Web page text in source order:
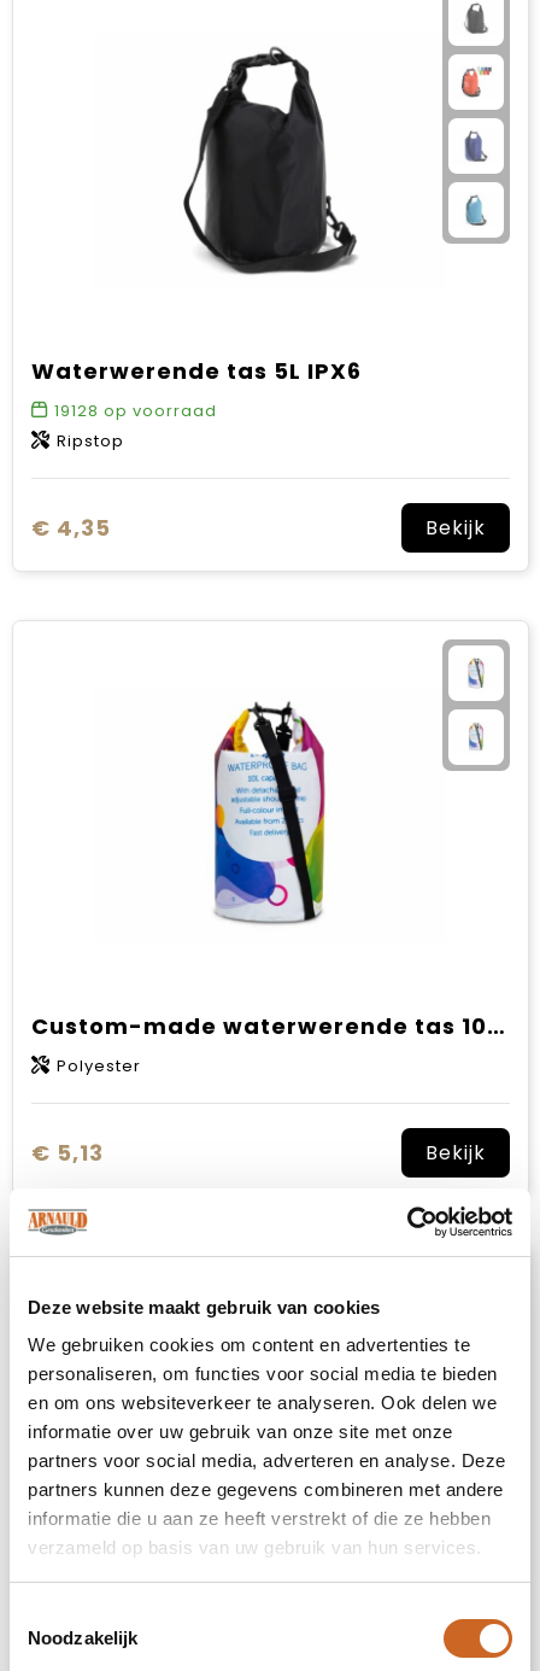
Deze website maakt gebruik van cookies
We gebruiken cookies om content en advertenties te
personaliseren, om functies voor social media te bieden
en om ons websiteverkeer te analyseren. Ook delen we
informatie over uw gebruik van onze site met onze
partners voor social media, adverteren en analyse. Deze
partners kunnen deze gegevens combineren met andere
informatie die u aan ze heeft verstrekt of die ze hebben
verzameld op basis van uw gebruik van hun services.
Noodzakelijk
Waterwerende tas 5L IPX6
19128 op voorraad
Ripstop
€ 4,35 Bekijk
Custom-made waterwerende tas 10L IPX5
Polyester
€ 5,13 Bekijk
Camper 10 L waterdichte outdoor tas